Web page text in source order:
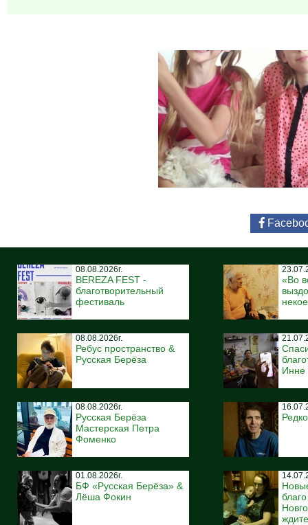
08.08.2026г.
BEREZA FEST -
благотворительный
фестиваль
08.08.2026г.
Ребус пространство &
Русская Берёза
08.08.2026г.
Русская Берёза
Мастерская Петра
Фоменко
01.08.2026г.
БФ «Русская Берёза» &
Лёша Фокин
«Во
Инне